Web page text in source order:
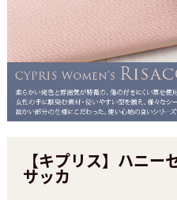
【キプリス】ハニ
サッカ